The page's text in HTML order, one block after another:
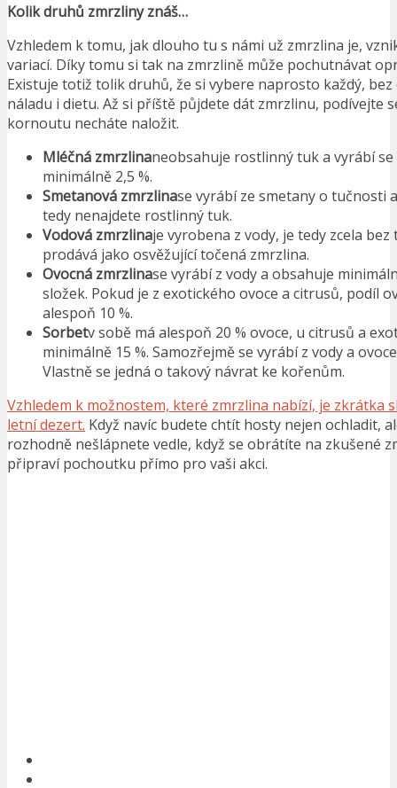
Kolik druhů zmrzliny znáš…
Vzhledem k tomu, jak dlouho tu s námi už zmrzlina je,
variací. Díky tomu si tak na zmrzlině může pochutnávat
Existuje totiž tolik druhů, že si vybere naprosto každý,
náladu i dietu. Až si příště půjdete dát zmrzlinu, podívejte
kornoutu necháte naložit.
Mléčná zmrzlinaneobsahuje rostlinný tuk a vyrábí
minimálně 2,5 %.
Smetanová zmrzlinase vyrábí ze smetany o tučnosti
tedy nenajdete rostlinný tuk.
Vodová zmrzlinaje vyrobena z vody, je tedy zcela
prodává jako osvěžující točená zmrzlina.
Ovocná zmrzlinase vyrábí z vody a obsahuje
složek. Pokud je z exotického ovoce a citrusů, podíl
alespoň 10 %.
Sorbetv sobě má alespoň 20 % ovoce, u citrusů a
minimálně 15 %. Samozřejmě se vyrábí z vody a
Vlastně se jedná o takový návrat ke kořenům.
Vzhledem k možnostem, které zmrzlina nabízí, je zkrátka
letní dezert. Když navíc budete chtít hosty nejen ochladit,
rozhodně nešlápnete vedle, když se obrátíte na zkušené
připraví pochoutku přímo pro vaši akci.